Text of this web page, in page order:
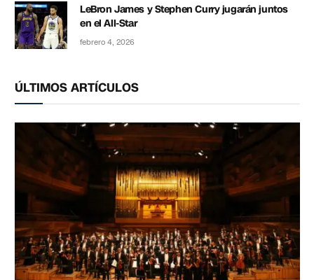
LeBron James y Stephen Curry jugarán juntos
en el All-Star
febrero 4, 2026
ÚLTIMOS ARTÍCULOS